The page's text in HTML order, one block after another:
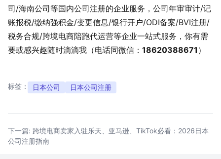
司/海南公司等国内公司注册的企业服务，公司年审审计/记
账报税/缴纳强积金/变更信息/银行开户/ODI备案/BVI注册/
税务合规/跨境电商陪跑代运营等企业一站式服务，你有需
要或感兴趣随时滴滴我（电话同微信： 18620388671 ）
标签： 日本公司 日本公司注册
章
导
下一篇: 跨境电商卖家入驻乐天、亚马逊、TikTok必看：2026日本
公司注册指南